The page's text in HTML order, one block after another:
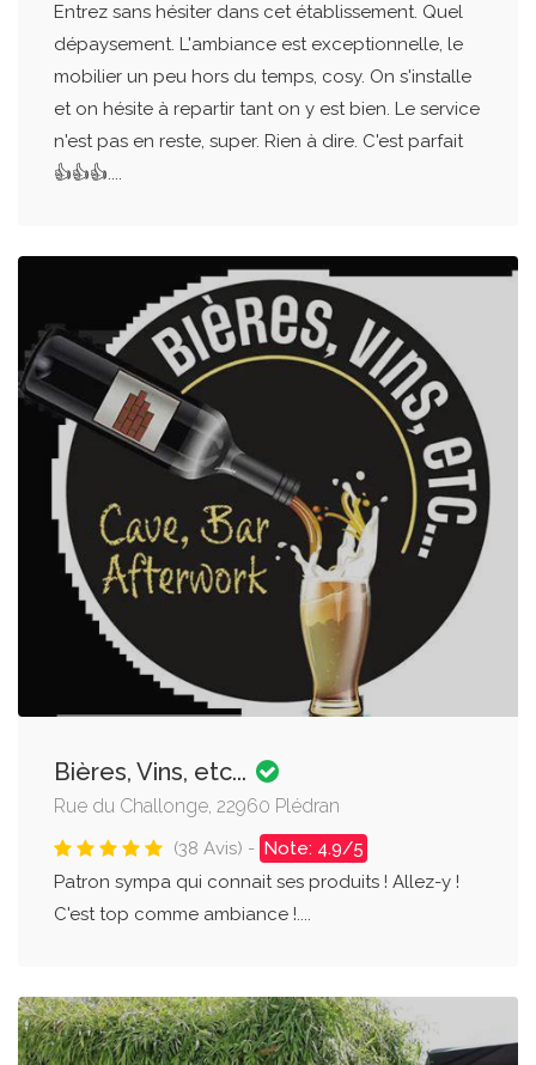
Entrez sans hésiter dans cet établissement. Quel
dépaysement. L'ambiance est exceptionnelle, le
mobilier un peu hors du temps, cosy. On s'installe
et on hésite à repartir tant on y est bien. Le service
n'est pas en reste, super. Rien à dire. C'est parfait
👍👍👍....
Bières, Vins, etc...
Rue du Challonge, 22960 Plédran
(38 Avis) - Note: 4.9/5
Patron sympa qui connait ses produits ! Allez-y !
C'est top comme ambiance !....